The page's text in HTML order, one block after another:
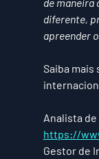
de maneira
diferente,
apreender
Saiba
Analista
https://
Gestor de